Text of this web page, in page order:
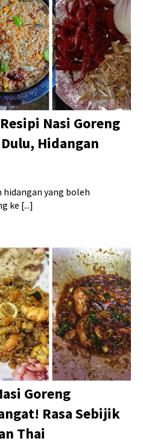
Nasi Goreng
Hidangan
yang boleh
ke [...]
Goreng
Rasa Sebijik
Thai